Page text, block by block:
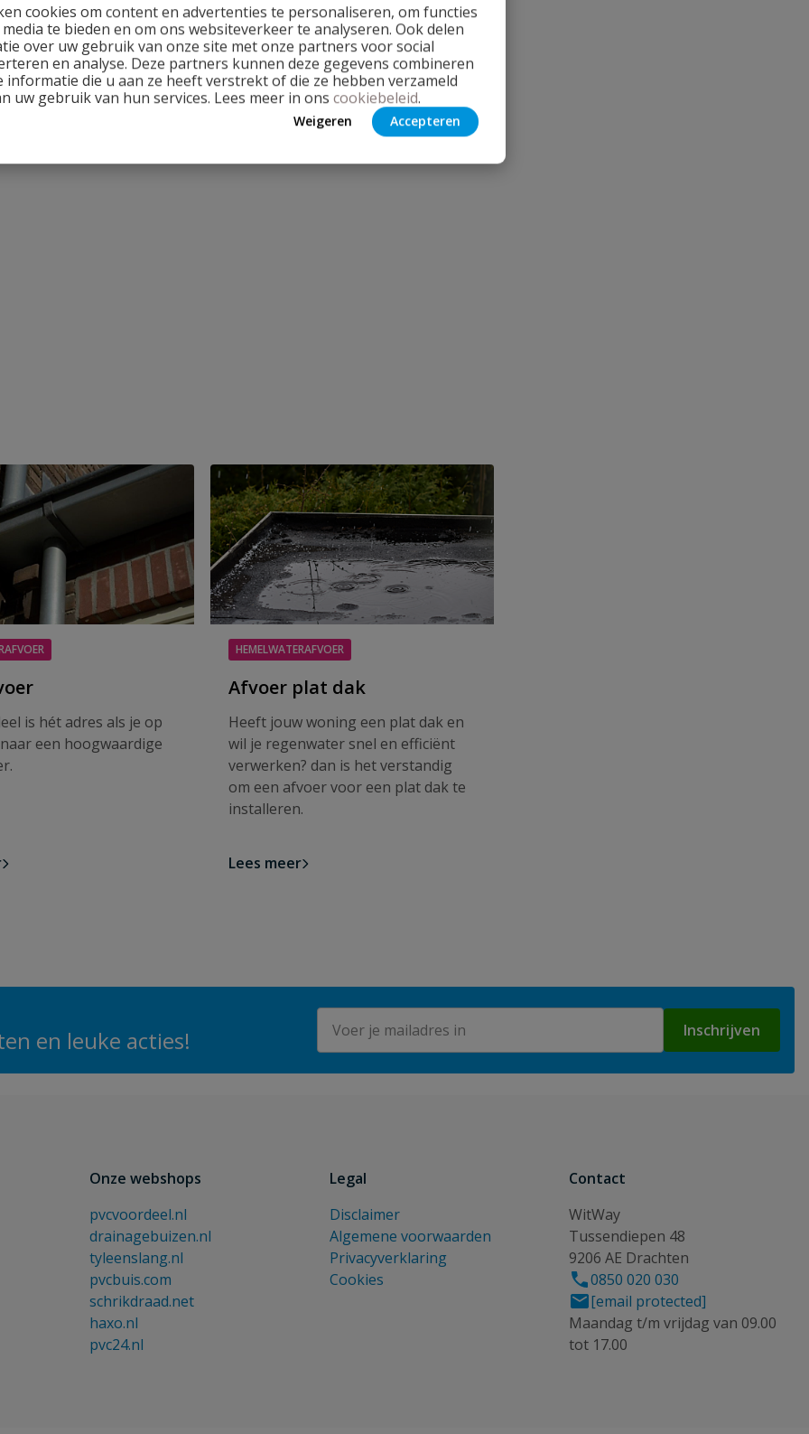
cookies om content en advertenties te personaliseren, om functies
te bieden en om ons websiteverkeer te analyseren. Ook delen
over uw gebruik van onze site met onze partners voor social
en analyse. Deze partners kunnen deze gegevens combineren
informatie die u aan ze heeft verstrekt of die ze hebben verzameld
uw gebruik van hun services. Lees meer in ons cookiebeleid.
Weigeren Accepteren
is hét adres als je op
een hoogwaardige
HEMELWATERAFVOER
Afvoer plat dak
Heeft jouw woning een plat dak en
wil je regenwater snel en efficiënt
verwerken? dan is het verstandig
om een afvoer voor een plat dak te
installeren.
Lees meer
en leuke acties!
E-mailadres
Inschrijven
Onze webshops
pvcvoordeel.nl
drainagebuizen.nl
tyleenslang.nl
pvcbuis.com
schrikdraad.net
haxo.nl
pvc24.nl
Legal
Disclaimer
Algemene voorwaarden
Privacyverklaring
Cookies
Contact
WitWay
Tussendiepen 48
9206 AE Drachten
0850 020 030
[email protected]
Maandag t/m vrijdag van 09.00
tot 17.00